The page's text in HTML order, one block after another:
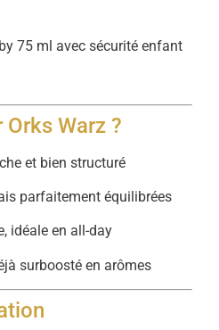
75 ml avec sécurité enfant
Warz ?
et bien structuré
parfaitement équilibrées
idéale en all-day
surboosté en arômes